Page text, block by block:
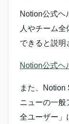
Notion公式ヘ
人やチーム全
できると説明
Notion公式ヘ
また、Notion
ニューの一般
全ユーザー」